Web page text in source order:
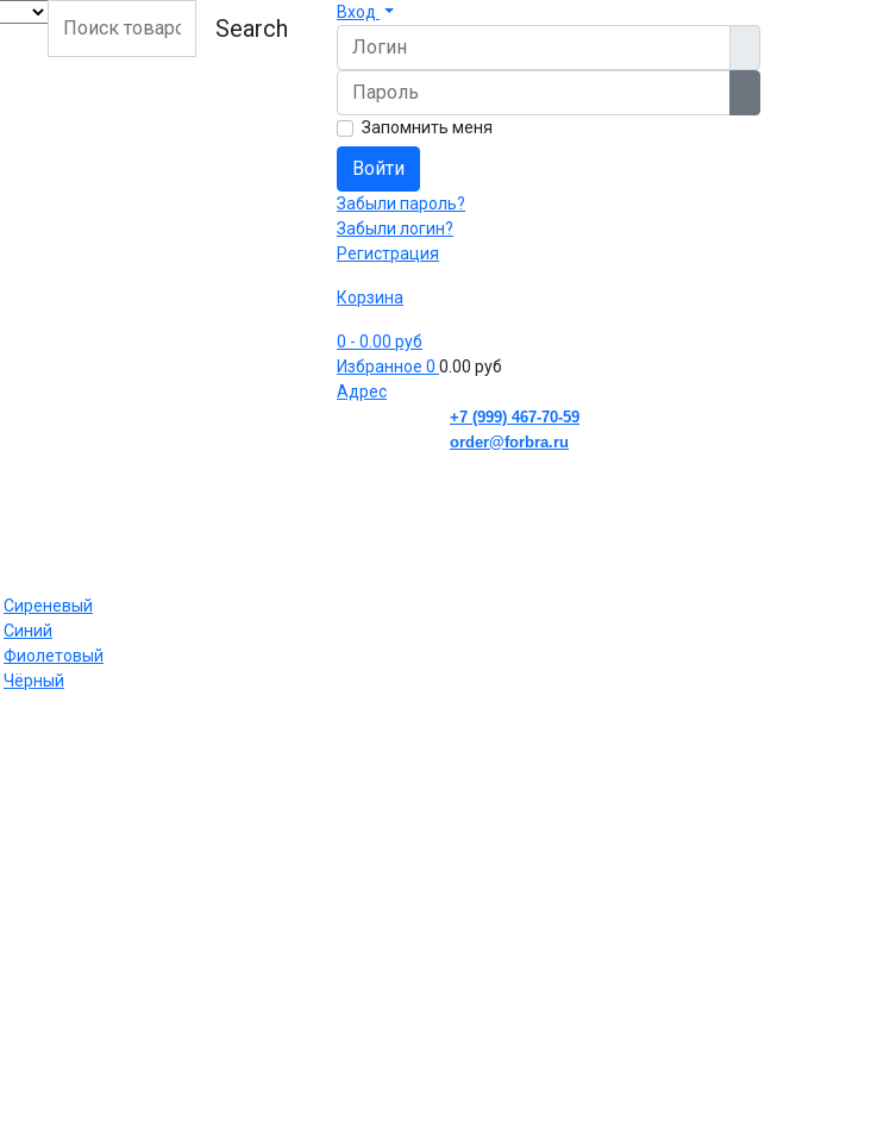
Search
Вход
Логин
Пароль
Запомнить меня
Войти
Забыли пароль?
Забыли логин?
Регистрация
Корзина
0 - 0.00 руб
Избранное 0 0.00 руб
Адрес
Сиреневый
Cиний
Фиолетовый
Чёрный
+7 (999) 467-70-59
order@forbra.ru